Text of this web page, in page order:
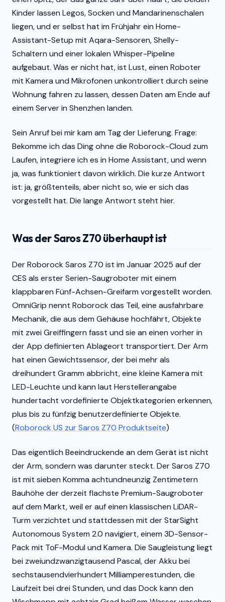
Kinder lassen Legos, Socken und Mandarinenschalen
liegen, und er selbst hat im Frühjahr ein Home-
Assistant-Setup mit Aqara-Sensoren, Shelly-
Schaltern und einer lokalen Whisper-Pipeline
aufgebaut. Was er nicht hat, ist Lust, einen Roboter
mit Kamera und Mikrofonen unkontrolliert durch seine
Wohnung fahren zu lassen, dessen Daten am Ende auf
einem Server in Shenzhen landen.
Sein Anruf bei mir kam am Tag der Lieferung. Frage:
Bekomme ich das Ding ohne die Roborock-Cloud zum
Laufen, integriere ich es in Home Assistant, und wenn
ja, was funktioniert davon wirklich. Die kurze Antwort
ist: ja, größtenteils, aber nicht so, wie er sich das
vorgestellt hat. Die lange Antwort steht hier.
Was der Saros Z70 überhaupt ist
Der Roborock Saros Z70 ist im Januar 2025 auf der
CES als erster Serien-Saugroboter mit einem
klappbaren Fünf-Achsen-Greifarm vorgestellt worden.
OmniGrip nennt Roborock das Teil, eine ausfahrbare
Mechanik, die aus dem Gehäuse hochfährt, Objekte
mit zwei Greiffingern fasst und sie an einen vorher in
der App definierten Ablageort transportiert. Der Arm
hat einen Gewichtssensor, der bei mehr als
dreihundert Gramm abbricht, eine kleine Kamera mit
LED-Leuchte und kann laut Herstellerangabe
hundertacht vordefinierte Objektkategorien erkennen,
plus bis zu fünfzig benutzerdefinierte Objekte.
(Roborock US zur Saros Z70 Produktseite)
Das eigentlich Beeindruckende an dem Gerät ist nicht
der Arm, sondern was darunter steckt. Der Saros Z70
ist mit sieben Komma achtundneunzig Zentimetern
Bauhöhe der derzeit flachste Premium-Saugroboter
auf dem Markt, weil er auf einen klassischen LiDAR-
Turm verzichtet und stattdessen mit der StarSight
Autonomous System 2.0 navigiert, einem 3D-Sensor-
Pack mit ToF-Modul und Kamera. Die Saugleistung liegt
bei zweiundzwanzigtausend Pascal, der Akku bei
sechstausendvierhundert Milliamperestunden, die
Laufzeit bei drei Stunden, und das Dock kann den